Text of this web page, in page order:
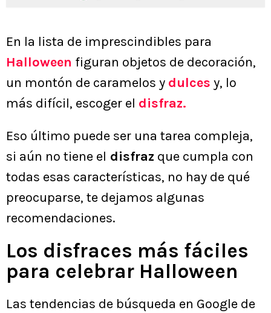
En la lista de imprescindibles para
Halloween figuran objetos de decoración,
un montón de caramelos y dulces y, lo
más difícil, escoger el disfraz.
Eso último puede ser una tarea compleja,
si aún no tiene el disfraz que cumpla con
todas esas características, no hay de qué
preocuparse, te dejamos algunas
recomendaciones.
Los disfraces más fáciles
para celebrar Halloween
Las tendencias de búsqueda en Google de